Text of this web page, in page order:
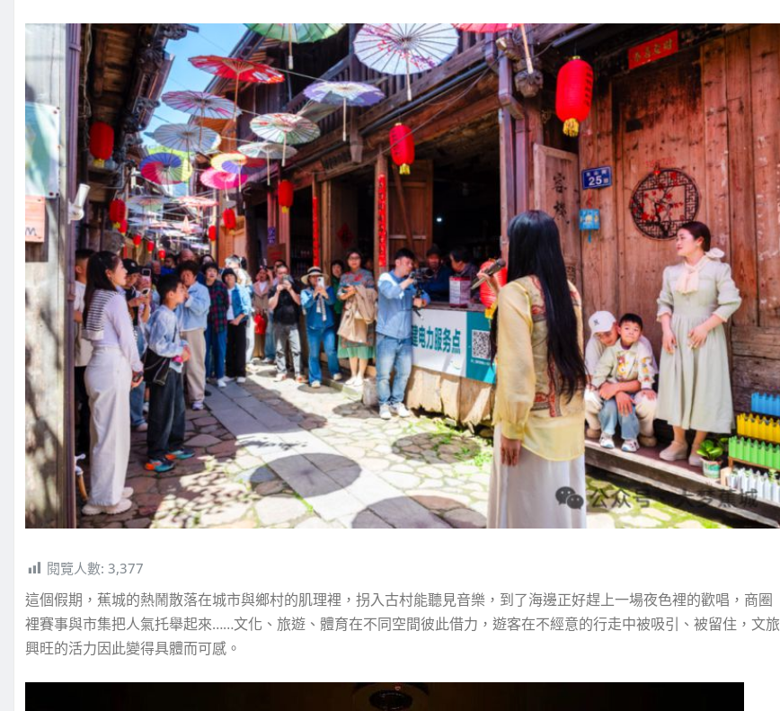
閱覽人數: 3,377
這個假期，蕉城的熱鬧散落在城市與鄉村的肌理裡，拐入古村能聽見音樂，到了海邊正好趕上一場夜色裡的歡唱，商圈
裡賽事與市集把人氣托舉起來……文化、旅遊、體育在不同空間彼此借力，遊客在不經意的行走中被吸引、被留住，文旅
興旺的活力因此變得具體而可感。